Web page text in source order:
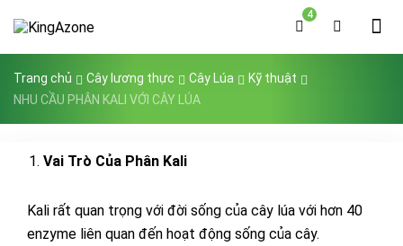
4
Trang chủ Cây lương thực Cây Lúa
Kỹ thuật
NHU CẦU PHÂN KALI VỚI CÂY LÚA
Vai Trò Của Phân Kali
Kali rất quan trọng với đời sống của cây lúa với hơn 40
enzyme liên quan đến hoạt động sống của cây.